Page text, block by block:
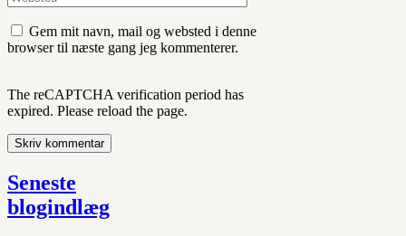
Gem mit navn, mail og websted i denne
browser til næste gang jeg kommenterer.
The reCAPTCHA verification period has
expired. Please reload the page.
Seneste
blogindlæg